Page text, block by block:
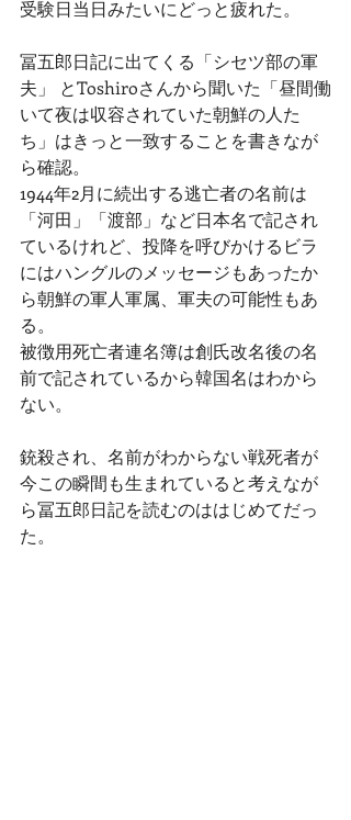
受験日当日みたいにどっと疲れた。
冨五郎日記に出てくる「シセツ部の軍
夫」 とToshiroさんから聞いた「昼間働
いて夜は収容されていた朝鮮の人た
ち」はきっと一致することを書きなが
ら確認。
1944年2月に続出する逃亡者の名前は
「河田」「渡部」など日本名で記され
ているけれど、投降を呼びかけるビラ
にはハングルのメッセージもあったか
ら朝鮮の軍人軍属、軍夫の可能性もあ
る。
被徴用死亡者連名簿は創氏改名後の名
前で記されているから韓国名はわから
ない。
銃殺され、名前がわからない戦死者が
今この瞬間も生まれていると考えなが
ら冨五郎日記を読むのははじめてだっ
た。